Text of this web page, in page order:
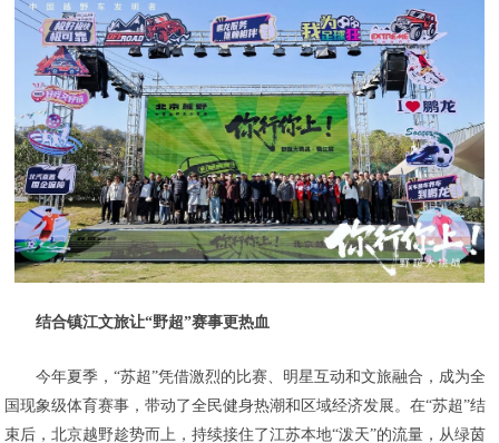
结合镇江文旅让“野超”赛事更热血
今年夏季，“苏超”凭借激烈的比赛、明星互动和文旅融合，成为全
国现象级体育赛事，带动了全民健身热潮和区域经济发展。在“苏超”结
束后，北京越野趁势而上，持续接住了江苏本地“泼天”的流量，从绿茵